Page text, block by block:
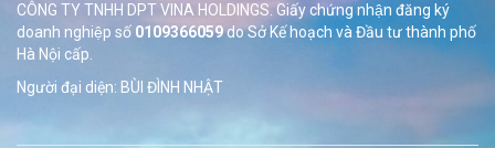
CÔNG TY TNHH DPT VINA HOLDINGS. Giấy chứng nhận đăng ký
doanh nghiệp số 0109366059do SởKế hoạch và Đầu tư thành phố
Hà Nội cấp.
Người đại diện: BÙI ĐÌNH NHẬT